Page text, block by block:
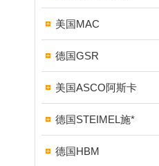
美国MAC
德国GSR
美国ASCO阿斯卡
德国STEIMEL施*
德国HBM